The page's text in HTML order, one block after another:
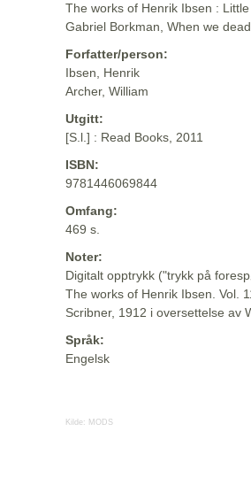
The works of Henrik Ibsen :
Gabriel Borkman, When we
Forfatter/person:
Ibsen, Henrik
Archer, William
Utgitt:
[S.l.] : Read Books, 2011
ISBN:
9781446069844
Omfang:
469 s.
Noter:
Digitalt opptrykk ("trykk på
The works of Henrik Ibsen. Vol.
Scribner, 1912 i oversettelse av
Språk:
Engelsk
Kilde: MODS